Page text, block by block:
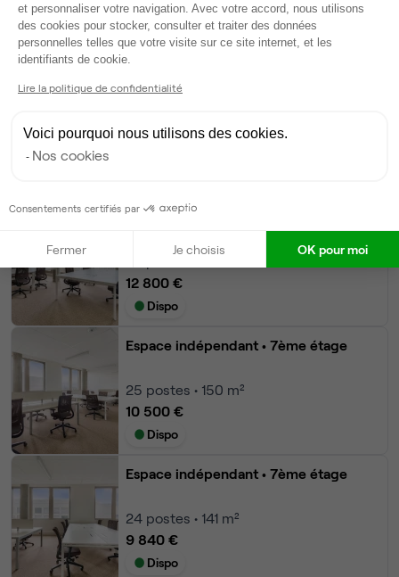
Modifier
Autres bureaux de cet espace :
Espace indépendant
84postes • 800 m²
Espace indépendant
12 800 €
Dispo
Espace indépendant • 7ème étage
25 postes • 150 m²
10 500 €
Dispo
Espace indépendant • 7ème étage
24 postes • 141 m²
9 840 €
Dispo
et personnaliser votre navigation. Avec votre accord, nous utilisons
des cookies pour stocker, consulter et traiter des données
personnelles telles que votre visite sur ce site internet, et les
identifiants de cookie.
Lire la politique de confidentialité
Voici pourquoi nous utilisons des cookies.
Nos cookies
Consentements certifiés par
Fermer Je choisis OK pour moi